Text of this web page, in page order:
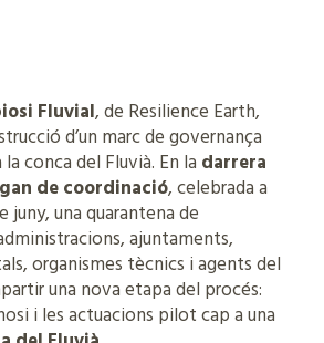
Fluvial, de Resilience Earth,
d’un marc de governança
conca del Fluvià. En la darrera
de coordinació, celebrada a
juny, una quarantena de
ajuntaments,
organismes tècnics i agents del
una nova etapa del procés:
i les actuacions pilot cap a una